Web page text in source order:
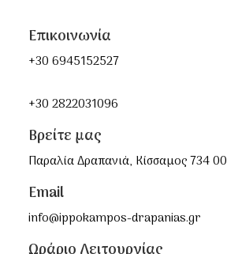
Επικοινωνία
+30 6945152527
+30 2822031096
Βρείτε μας
Παραλία Δραπανιά, Κίσσαμος 734 00
Email
info@ippokampos-drapanias.gr